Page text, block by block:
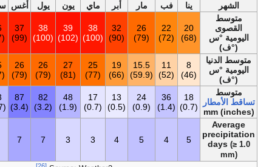
أبر يون أغس سبت أكت نوف ديس السنة
32
(90)
(100)
(102)
(100)
(99)
36
(97)
32
(90)
26
(79)
22
(72)
30.6
(87.1)
15.5
19
(66)
25
(77)
(81)
26
(79)
26
(79)
(77)
20
(68)
14
(57)
9
(48)
18.8
(65.8)
13
(0.5)
17
(0.7)
(1.9)
(3.2)
(3.4)
(1.7)
(0.4)
11
(0.4)
12
(0.5)
400
(15.7)
5
4
3
1
45